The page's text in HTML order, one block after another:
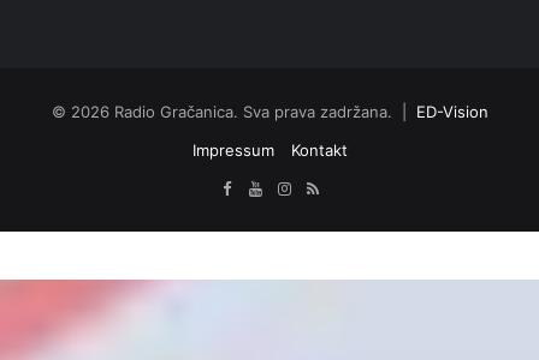
© 2026 Radio Gračanica. Sva prava zadržana. | ED-Vision
Impressum
Kontakt